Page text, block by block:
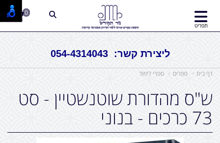
ליצירת קשר: 054-4314043
תפריט
0
דף בית ספרים ספרי לימוד
ש"ס מהדורת שוטנשטיין - סט
73 כרכים - בנוני